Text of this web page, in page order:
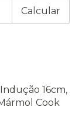
Calcular
16cm,
Cook